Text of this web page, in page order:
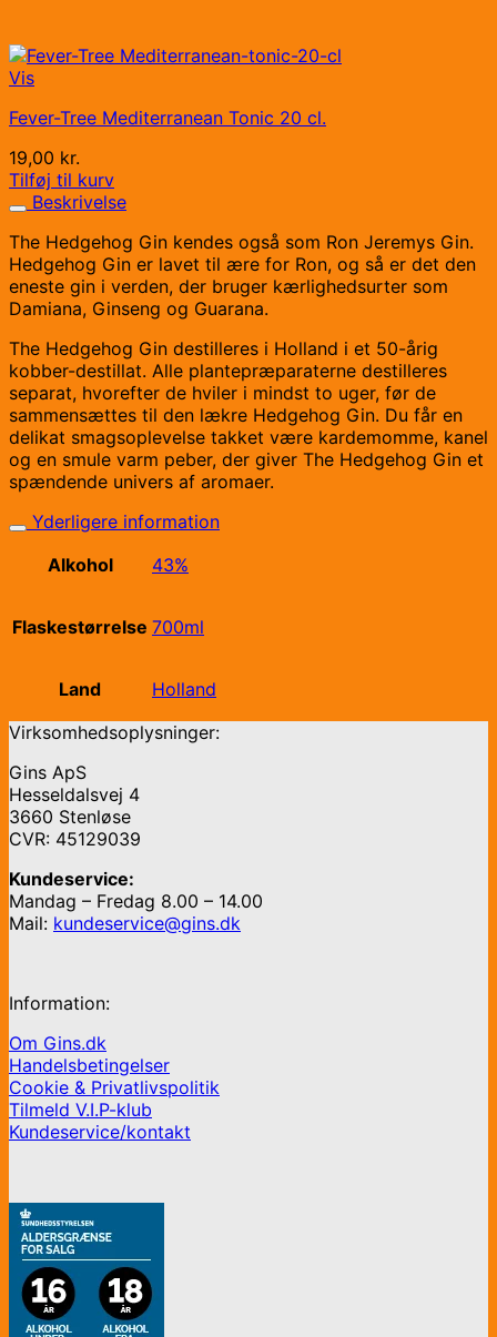
Vis
Fever-Tree Mediterranean Tonic 20 cl.
19,00 kr.
Tilføj til kurv
Beskrivelse
The Hedgehog Gin kendes også som Ron Jeremys Gin.
Hedgehog Gin er lavet til ære for Ron, og så er det den
eneste gin i verden, der bruger kærlighedsurter som
Damiana, Ginseng og Guarana.
The Hedgehog Gin destilleres i Holland i et 50-årig
kobber-destillat. Alle plantepræparaterne destilleres
separat, hvorefter de hviler i mindst to uger, før de
sammensættes til den lækre Hedgehog Gin. Du får en
delikat smagsoplevelse takket være kardemomme, kanel
og en smule varm peber, der giver The Hedgehog Gin et
spændende univers af aromaer.
Yderligere information
Alkohol
43%
Flaskestørrelse 700ml
Land
Holland
Virksomhedsoplysninger:
Gins ApS
Hesseldalsvej 4
3660 Stenløse
CVR: 45129039
Kundeservice:
Mandag – Fredag 8.00 – 14.00
Mail: kundeservice@gins.dk
Information:
Om Gins.dk
Handelsbetingelser
Cookie & Privatlivspolitik
Tilmeld V.I.P-klub
Kundeservice/kontakt